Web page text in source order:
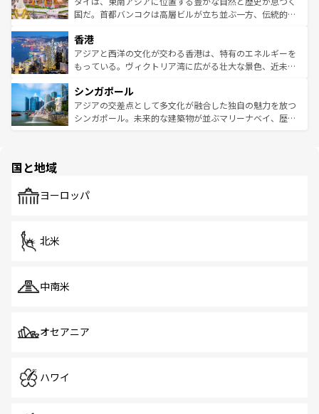
覧を参照してほしい。
醸し出している。また、バラエティの豊かさとおいしさで
とつ。フォーやバインミー、ベトナムコーヒーなどは、ぜ
ひ現地で味わいたい。どの地域を訪れてもあたたかい人々
が旅行者を迎えてくれるので、きっと忘れられない旅にな
参照してほしい。
国だ。首都バンコクは高層ビルが立ち並ぶ一方、伝統的な
の活気が交差している。北部ではチェンマイなどの山岳地
帯で自然と触れ合い、南部ではプーケットやクラビの美し
いビーチでリゾート気分を楽しむことができる。タイ料理
激する。気候は一年中温暖で、どの季節にも異なる楽しみ
が待っている。親しみやすいタイの人々、仏教を中心とし
た文化、そして多様な観光資源が、訪れる旅人を魅了し続
香港
アジアと西洋の文化が交わる香港は、特有のエネルギーを
もっている。ヴィクトリア湾に広がる壮大な景色、近未来
み、どこを訪れても感動するはず。観光スポットが密集し
ており、効率よく見どころを回れるのも魅力。息をのむよ
うな絶景から文化的な体験まで、香港を存分に楽しみ尽く
シンガポール
アジアの交差点として多文化が融合した独自の魅力を放つ
シンガポール。未来的な建築物が並ぶマリーナベイ、歴史
で、ホーカーズは地元の風情を楽しめる外せないスポット
国と地域
ヨーロッパ
北米
中南米
オセアニア
ハワイ